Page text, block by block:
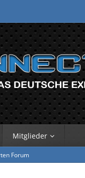
Mitglieder
Forum